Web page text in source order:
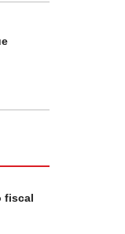
fiscal